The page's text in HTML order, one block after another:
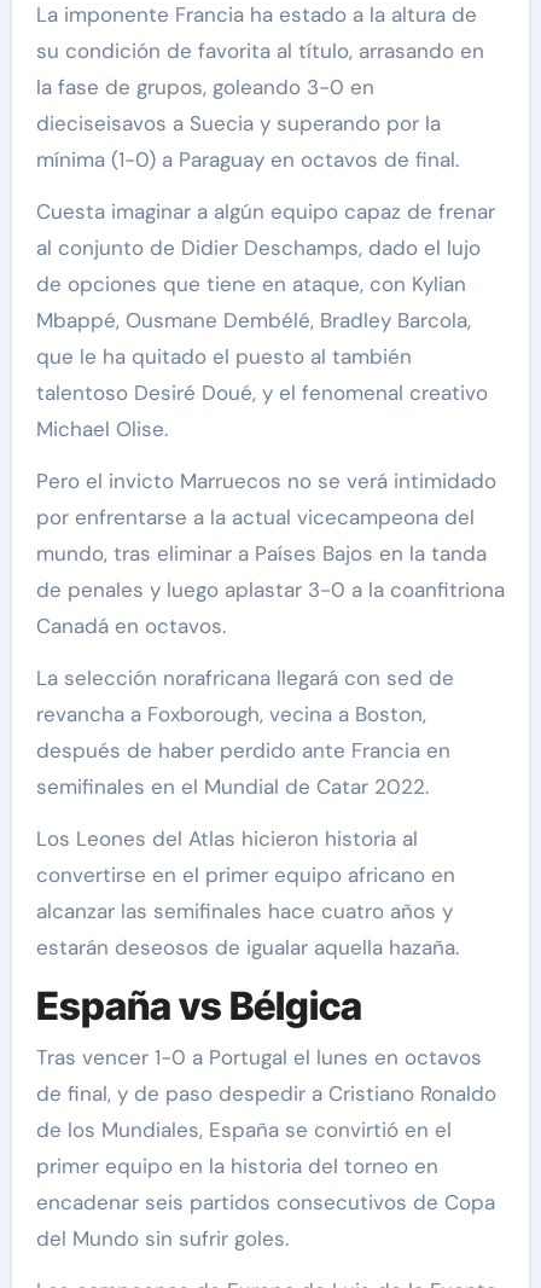
La imponente Francia ha estado a la altura de
su condición de favorita al título, arrasando en
la fase de grupos, goleando 3-0 en
dieciseisavos a Suecia y superando por la
mínima (1-0) a Paraguay en octavos de final.
Cuesta imaginar a algún equipo capaz de frenar
al conjunto de Didier Deschamps, dado el lujo
de opciones que tiene en ataque, con Kylian
Mbappé, Ousmane Dembélé, Bradley Barcola,
que le ha quitado el puesto al también
talentoso Desiré Doué, y el fenomenal creativo
Michael Olise.
Pero el invicto Marruecos no se verá intimidado
por enfrentarse a la actual vicecampeona del
mundo, tras eliminar a Países Bajos en la tanda
de penales y luego aplastar 3-0 a la coanfitriona
Canadá en octavos.
La selección norafricana llegará con sed de
revancha a Foxborough, vecina a Boston,
después de haber perdido ante Francia en
semifinales en el Mundial de Catar 2022.
Los Leones del Atlas hicieron historia al
convertirse en el primer equipo africano en
alcanzar las semifinales hace cuatro años y
estarán deseosos de igualar aquella hazaña.
España vs Bélgica
Tras vencer 1-0 a Portugal el lunes en octavos
de final, y de paso despedir a Cristiano Ronaldo
de los Mundiales, España se convirtió en el
primer equipo en la historia del torneo en
encadenar seis partidos consecutivos de Copa
del Mundo sin sufrir goles.